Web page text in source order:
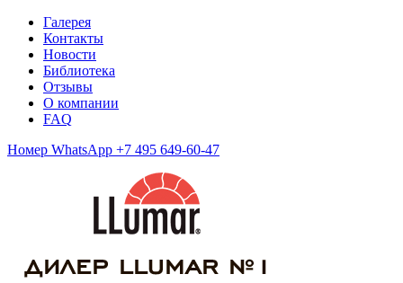
Галерея
Контакты
Новости
Библиотека
Отзывы
О компании
FAQ
Номер WhatsApp +7 495 649-60-47